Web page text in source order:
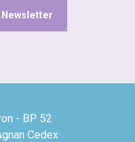
- BP 52
Cedex